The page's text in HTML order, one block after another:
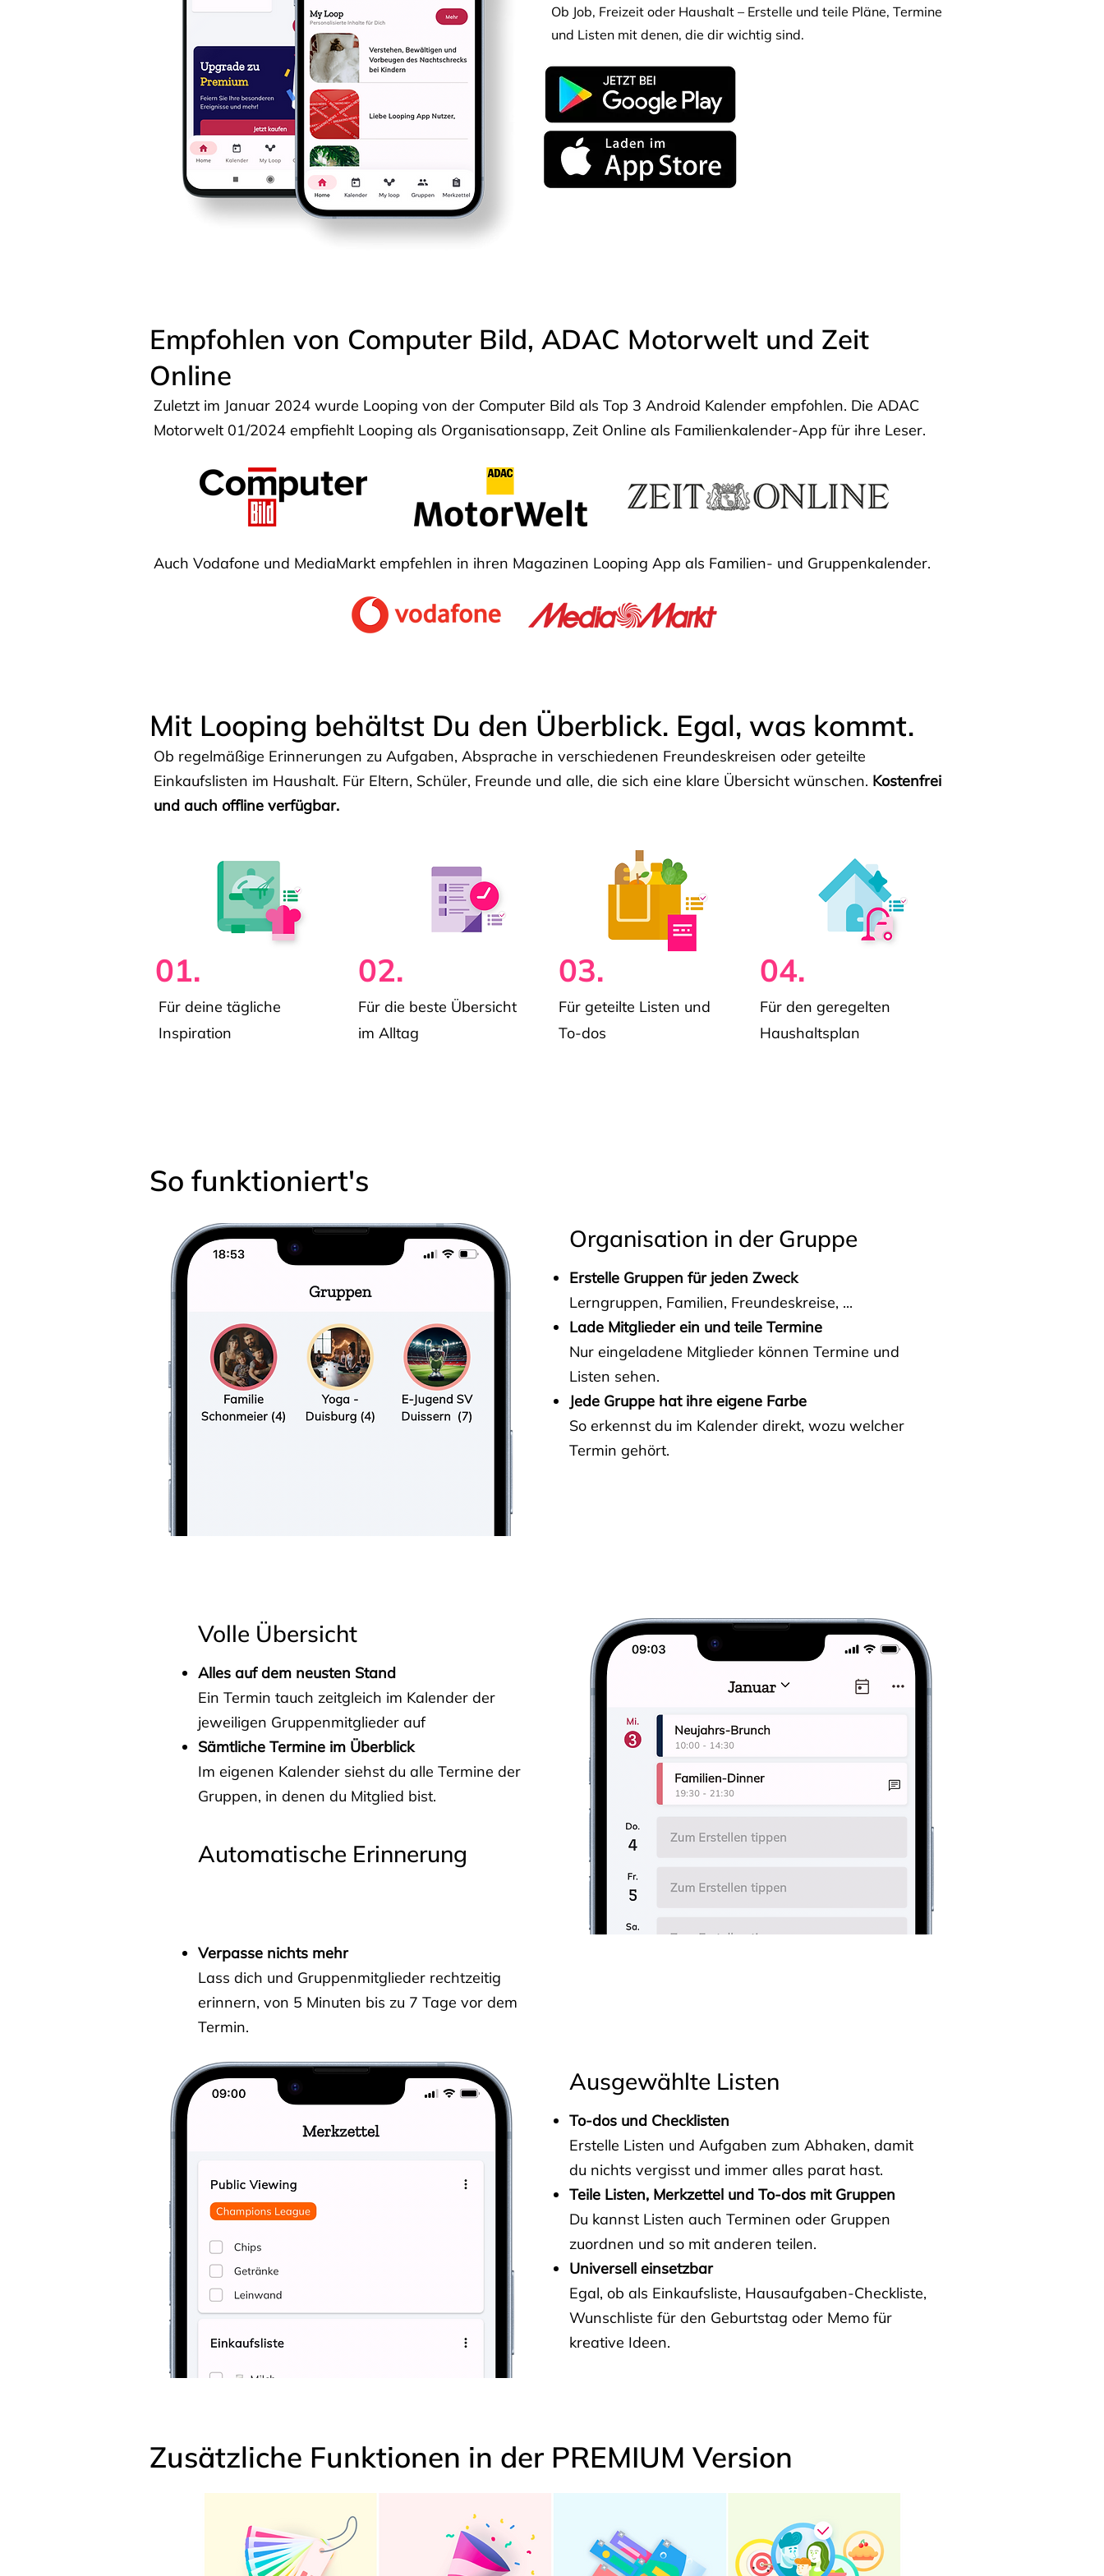
Ob Job, Freizeit oder Haushalt – Erstelle und teile Pläne, Termine
und Listen mit denen, die dir wichtig sind.
Empfohlen von Computer Bild, ADAC Motorwelt und Zeit
Online
Zuletzt im Januar 2024 wurde Looping von der Computer Bild als Top 3 Android Kalender empfohlen. Die ADAC
Motorwelt 01/2024 empfiehlt Looping als Organisationsapp, Zeit Online als Familienkalender-App für ihre Leser.
Auch Vodafone und MediaMarkt empfehlen in ihren Magazinen Looping App als Familien- und Gruppenkalender.
Mit Looping behältst Du den Überblick. Egal, was kommt.
Ob regelmäßige Erinnerungen zu Aufgaben, Absprache in verschiedenen Freundeskreisen oder geteilte
Einkaufslisten im Haushalt. Für Eltern, Schüler, Freunde und alle, die sich eine klare Übersicht wünschen. Kostenfrei
und auch offline verfügbar.
01.
Für deine tägliche
Inspiration
02.
Für die beste Übersicht
im Alltag
03.
Für geteilte Listen und
To-dos
04.
Für den geregelten
Haushaltsplan
So funktioniert's
Organisation in der Gruppe
Erstelle Gruppen für jeden Zweck
Lerngruppen, Familien, Freundeskreise, ...
Lade Mitglieder ein und teile Termine
Nur eingeladene Mitglieder können Termine und
Listen sehen.
Jede Gruppe hat ihre eigene Farbe
So erkennst du im Kalender direkt, wozu welcher
Termin gehört.
Volle Übersicht
Alles auf dem neusten Stand
Ein Termin tauch zeitgleich im Kalender der
jeweiligen Gruppenmitglieder auf
Sämtliche Termine im Überblick
Im eigenen Kalender siehst du alle Termine der
Gruppen, in denen du Mitglied bist.
Automatische Erinnerung
Verpasse nichts mehr
Lass dich und Gruppenmitglieder rechtzeitig
erinnern, von 5 Minuten bis zu 7 Tage vor dem
Termin.
Ausgewählte Listen
To-dos und Checklisten
Erstelle Listen und Aufgaben zum Abhaken, damit
du nichts vergisst und immer alles parat hast.
Teile Listen, Merkzettel und To-dos mit Gruppen
Du kannst Listen auch Terminen oder Gruppen
zuordnen und so mit anderen teilen.
Universell einsetzbar
Egal, ob als Einkaufsliste, Hausaufgaben-Checkliste,
Wunschliste für den Geburtstag oder Memo für
kreative Ideen.
Zusätzliche Funktionen in der PREMIUM Version